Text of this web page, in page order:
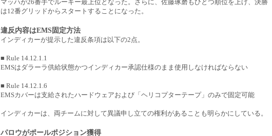
マッハが26番手でルーキー最上位となった。さらに、佐藤琢磨もひとつ順位を上げ、決勝
は12番グリッドからスタートすることになった。
違反内容はEMS固定方法
インディカーが提示した違反条項は以下の2点。
■ Rule 14.12.1.1
EMSはダラーラ供給状態かつインディカー承認仕様のまま使用しなければならない
■ Rule 14.12.1.6
EMSカバーは支給されたハードウェアおよび「ヘリコプターテープ」のみで固定可能
インディカーは、両チームに対して異議申し立ての権利があることも明らかにしている。
パロウがポールポジション獲得